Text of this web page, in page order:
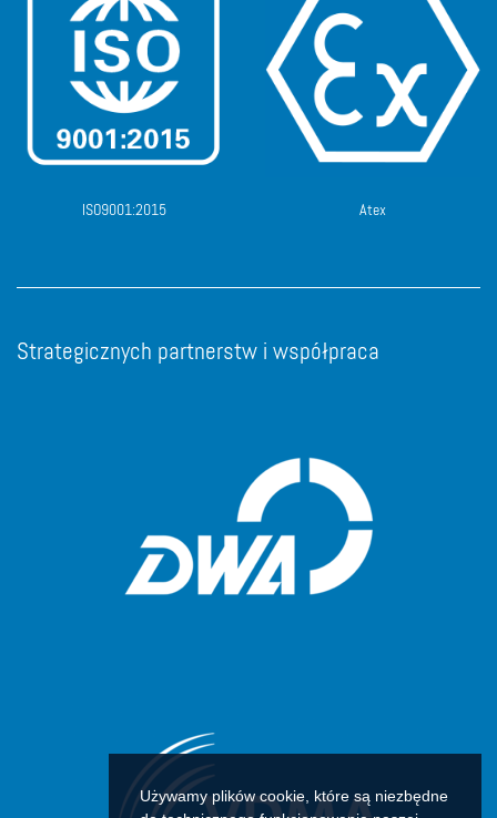
Używamy plików cookie, które są niezbędne
ISO9001:2015 Atex
Strategicznych partnerstw i współpraca